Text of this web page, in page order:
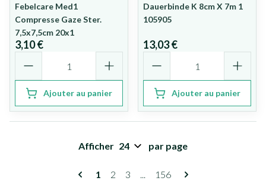
Febelcare Med1
Compresse Gaze Ster.
7,5x7,5cm 20x1
3,10 €
Ajouter au panier
Dauerbinde K 8cm X 7m 1
105905
13,03 €
Ajouter au panier
Pages
Vous lisez actuellement la page
1 Page
2 Page
3 ... Page
156
Afficher par page